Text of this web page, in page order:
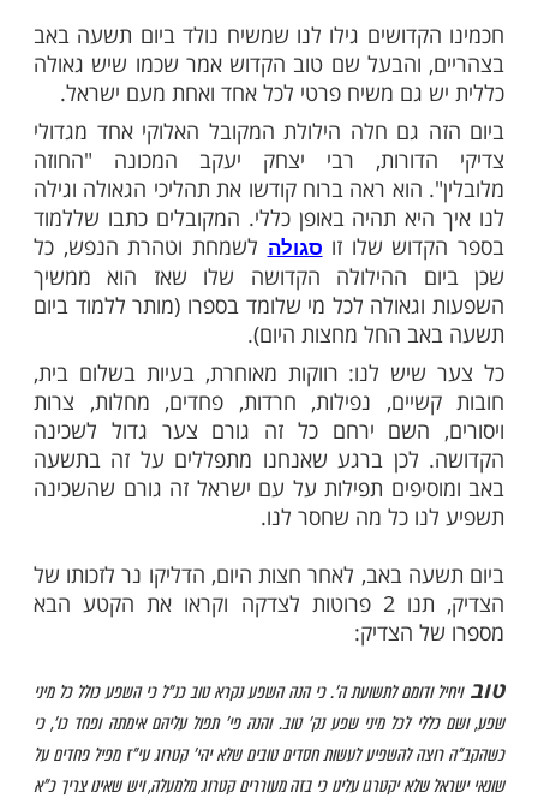
לאדם דבר כלשהו, עת רצון וטוב להתפלל
זה מהשם יתברך בתשעה באב בעת שיושבים
יושבים על הרצפה ואומרים (בתשעה באב
מחצות היום, השעה המדויקת משתנה בכל
שיש מחמירים, הרב עובדיה זצ"ל אומר שיש
והתיר) "אני מצטער/ת על החורבן, ותוך כדי
להתפלל ולבקש על החסרון הפרטי שלך, על
שלך. יש עת רצון גדולה בשמיים לפעול
פרטית בתשעה באב.
גילו לנו שמשיח נולד ביום תשעה באב
והבעל שם טוב הקדוש אמר שכמו שיש גאולה
גם משיח פרטי לכל אחד ואחת מעם ישראל.
גם חלה הילולת המקובל האלוקי אחד מגדולי
רבי יצחק יעקב המכונה "החוזה
הוא ראה ברוח קודשו את תהליכי הגאולה וגילה
תהיה באופן כללי. המקובלים כתבו שללמוד
שלו זוסגולה
ההילולה הקדושה שלו שאז הוא ממשיך
לכל מי שלומד בספרו (מותר ללמוד ביום
החל מחצות היום).